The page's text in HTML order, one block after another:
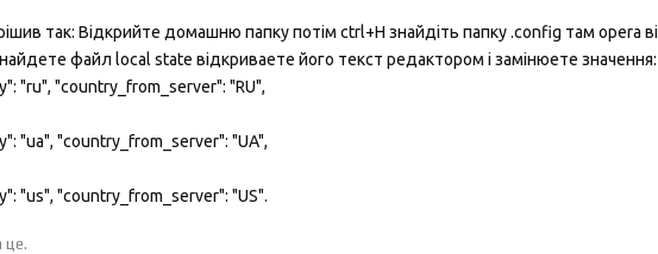
так: Відкрийте домашню папку потім ctrl+H знайдіть папку .config там opera
файл local state відкриваете його текст редактором і замінюете значення:
"ru", "country_from_server": "RU",
"ua", "country_from_server": "UA",
"us", "country_from_server": "US".
це.